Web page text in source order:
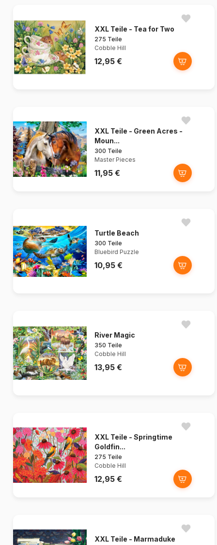
XXL Teile - Tea for Two
275 Teile
Cobble Hill
12,95 €
XXL Teile - Green Acres -
Moun...
300 Teile
Master Pieces
11,95 €
Turtle Beach
300 Teile
Bluebird Puzzle
10,95 €
River Magic
350 Teile
Cobble Hill
13,95 €
XXL Teile - Springtime
Goldfin...
275 Teile
Cobble Hill
12,95 €
XXL Teile - Marmaduke